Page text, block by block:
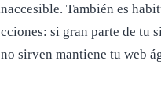
También es
si gran parte de tu
sirven mantiene tu web